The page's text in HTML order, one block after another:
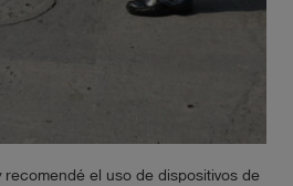
el uso de dispositivos de